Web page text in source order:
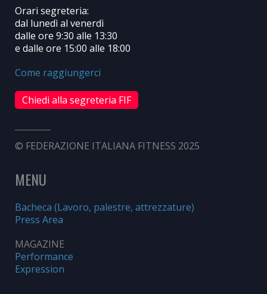
Orari segreteria:
dal lunedì al venerdì
dalle ore 9:30 alle 13:30
e dalle ore 15:00 alle 18:00
Come raggiungerci
Chiedi alla segreteria FIF
© FEDERAZIONE ITALIANA FITNESS 2025
MENU
Bacheca (Lavoro, palestre, attrezzature)
Press Area
MAGAZINE
Performance
Expression